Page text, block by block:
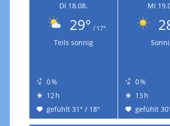
DI 18.08.
29° / 17°
Teils sonnig
0 %
12 h
gefühlt 31° / 18°
MI
0 %
13 h
gefühlt